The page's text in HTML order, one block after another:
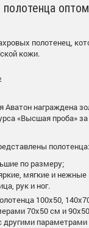
полотенец,
кожи.
Аватон награждена
«Высшая проба»
полотенца:
по размеру;
мягкие и
рук и ног.
100х50,
70х50 см и
другими